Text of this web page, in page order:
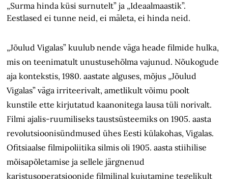
„Surma hinda küsi surnutelt” ja „Ideaalmaastik”.
Eestlased ei tunne neid, ei mäleta, ei hinda neid.
„Jõulud Vigalas” kuulub nende väga heade filmide hulka,
mis on teenimatult unustusehõlma vajunud. Nõukogude
aja kontekstis, 1980. aastate alguses, mõjus „Jõulud
Vigalas” väga irriteerivalt, ametlikult võimu poolt
kunstile ette kirjutatud kaanonitega lausa tüli norivalt.
Filmi ajalis-ruumiliseks taustsüsteemiks on 1905. aasta
revolutsioonisündmused ühes Eesti külakohas, Vigalas.
Ofitsiaalse filmipoliitika silmis oli 1905. aasta stiihilise
mõisapõletamise ja sellele järgnenud
karistusoperatsioonide filmilinal kujutamine tegelikult